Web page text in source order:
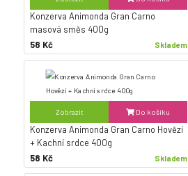
Konzerva Animonda Gran Carno
masová směs 400g
58 Kč
Skladem
Zobrazit Do košíku
Konzerva Animonda Gran Carno Hovězí
+ Kachní srdce 400g
58 Kč
Skladem